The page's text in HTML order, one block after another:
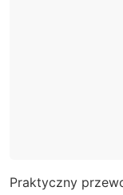
Praktyczny